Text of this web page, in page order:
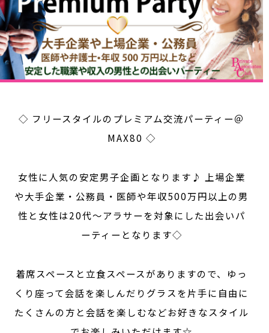
◇ フリースタイルのプレミアム交流パーティー＠
MAX80 ◇
女性に人気の安定男子企画となります♪ 上場企業
や大手企業・公務員・医師や年収500万円以上の男
性と女性は20代～アラサーを対象にした出会いパ
ーティーとなります◇
着席スペースと立食スペースがありますので、ゆっ
くり座って会話を楽しんだりグラスを片手に自由に
たくさんの方と会話を楽しむなどお好きなスタイル